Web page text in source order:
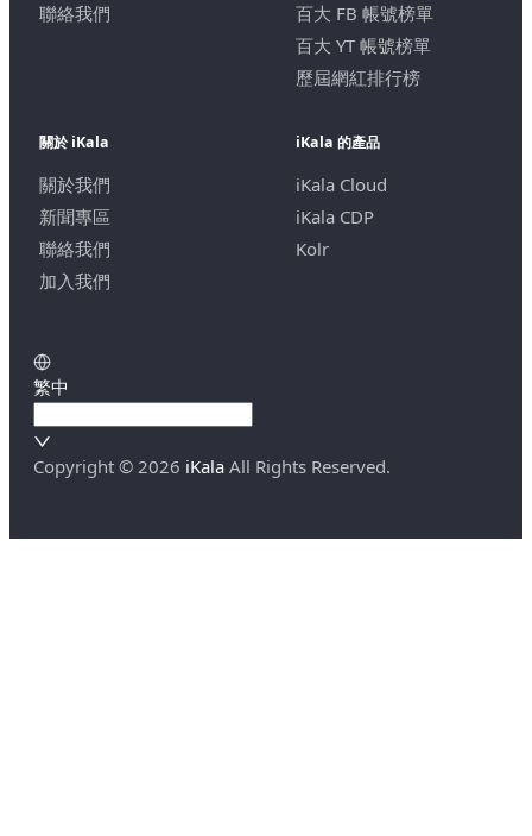
聯絡我們
百大 FB 帳號榜單
百大 YT 帳號榜單
歷屆網紅排行榜
關於 iKala
關於我們
新聞專區
聯絡我們
加入我們
iKala 的產品
iKala Cloud
iKala CDP
Kolr
繁中
Copyright © 2026 iKala All Rights Reserved.